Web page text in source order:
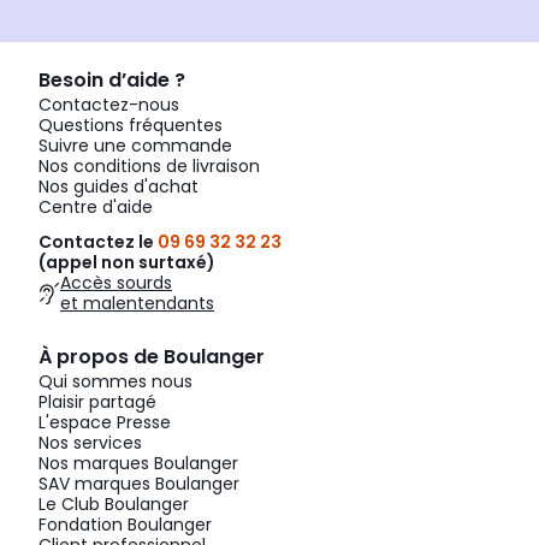
Besoin d’aide ?
Contactez-nous
Questions fréquentes
Suivre une commande
Nos conditions de livraison
Nos guides d'achat
Centre d'aide
Contactez le 09 69 32 32 23
(appel non surtaxé)
Accès sourds
et malentendants
À propos de Boulanger
Qui sommes nous
Plaisir partagé
L'espace Presse
Nos services
Nos marques Boulanger
SAV marques Boulanger
Le Club Boulanger
Fondation Boulanger